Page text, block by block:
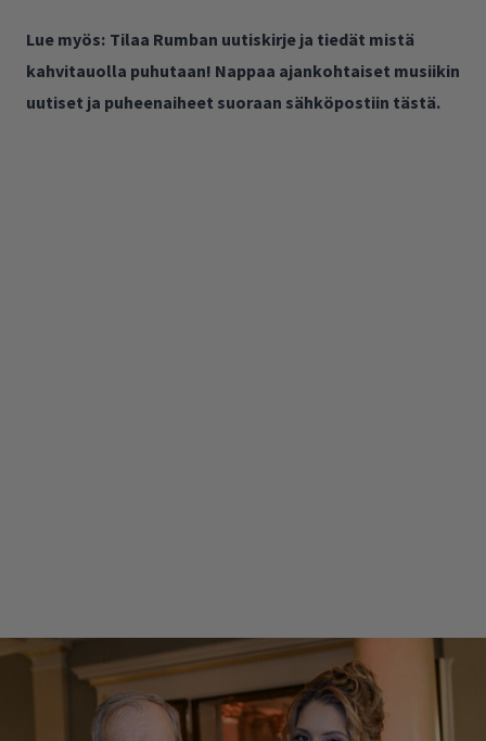
Lue myös: Tilaa Rumban uutiskirje ja tiedät mistä
kahvitauolla puhutaan! Nappaa ajankohtaiset musiikin
uutiset ja puheenaiheet suoraan sähköpostiin tästä.